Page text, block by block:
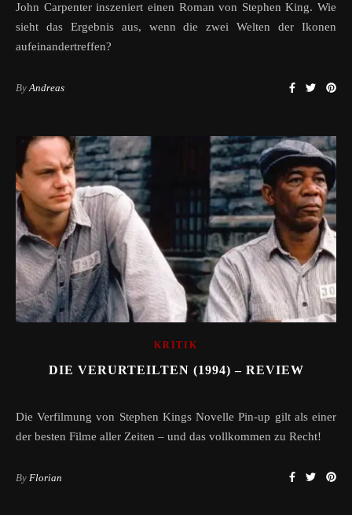
John Carpenter inszeniert einen Roman von Stephen King. Wie
sieht das Ergebnis aus, wenn die zwei Welten der Ikonen
aufeinandertreffen?
ByAndreas
KRITIK
DIE VERURTEILTEN (1994) – REVIEW
Die Verfilmung von Stephen Kings Novelle Pin-up gilt als einer
der besten Filme aller Zeiten – und das vollkommen zu Recht!
By Florian